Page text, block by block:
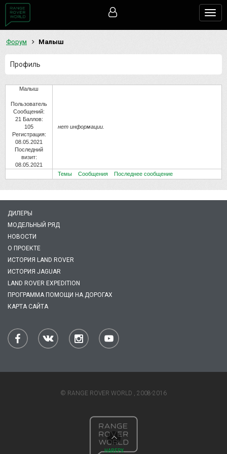
Форум Малыш
Профиль
Малыш
Пользователь
Сообщений:
21 Баллов:
105
Регистрация:
08.05.2021
Последний
визит:
08.05.2021
нет информации.
Темы Сообщения Последнее сообщение
ДИЛЕРЫ
МОДЕЛЬНЫЙ РЯД
НОВОСТИ
О ПРОЕКТЕ
ИСТОРИЯ LAND ROVER
ИСТОРИЯ JAGUAR
LAND ROVER EXPEDITION
ПРОГРАММА ПОМОЩИ НА ДОРОГАХ
КАРТА САЙТА
© RANGE ROVER WORLD , 2008-2016
НАВЕРХ